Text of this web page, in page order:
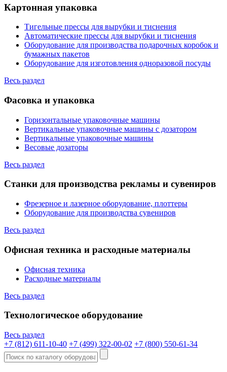
Картонная упаковка
Тигельные прессы для вырубки и тиснения
Автоматические прессы для вырубки и тиснения
Оборудование для производства подарочных коробок и
бумажных пакетов
Оборудование для изготовления одноразовой посуды
Весь раздел
Фасовка и упаковка
Горизонтальные упаковочные машины
Вертикальные упаковочные машины с дозатором
Вертикальные упаковочные машины
Весовые дозаторы
Весь раздел
Станки для производства рекламы и сувениров
Фрезерное и лазерное оборудование, плоттеры
Оборудование для производства сувениров
Весь раздел
Офисная техника и расходные материалы
Офисная техника
Расходные материалы
Весь раздел
Технологическое оборудование
Весь раздел
+7 (812) 611-10-40 +7 (499) 322-00-02 +7 (800) 550-61-34